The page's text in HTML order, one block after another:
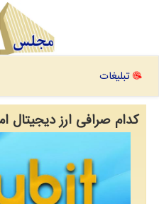
تبلیغات
کدام صرافی ارز دیجیتال